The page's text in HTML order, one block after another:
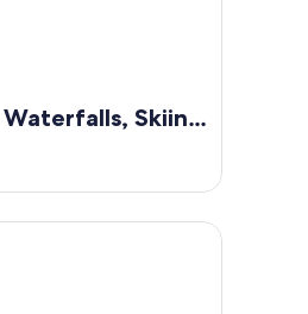
Skiing
cabin with arcade game near